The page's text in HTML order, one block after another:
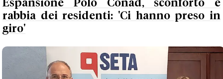
Espansione Polo Conad, sconforto e
rabbia dei residenti: 'Ci hanno preso in
giro'